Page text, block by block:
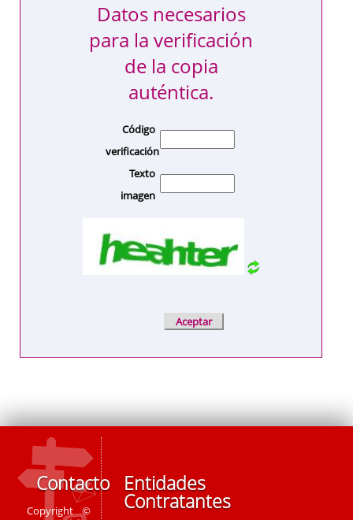
Datos necesarios
para la verificación
de la copia
auténtica.
Código
verificación
Texto
imagen
Contacto
Copyright ©
Entidades
Contratantes